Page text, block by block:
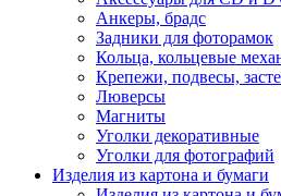
Анкеры, брадс
Задники для фоторамок
Кольца, кольцевые
Крепежи, подвесы,
Люверсы
Магниты
Уголки декоративные
Уголки для фотографий
Изделия из картона и бумаги